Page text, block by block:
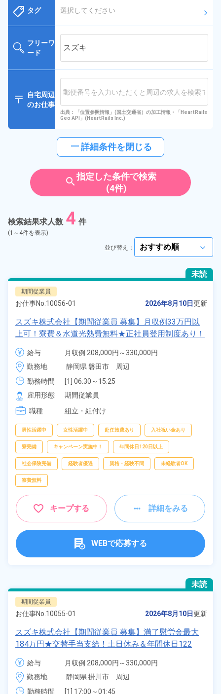
タグ 選択してください arrow_forward_ios
フリーワ
ード
自宅周辺
のお仕事
出典：「位置参照情報」(国土交通省）の加工情報・「HeartRails
Geo API」(HeartRails Inc.)
horizontal_rule詳細条件を閉じる
search指定した条件で検索
(4件)
検索結果求人数 4 件
(1～4件を表示)
並び替え： arrow_forward_ios
未読
期間従業員
お仕事No. 10056-01 2026年8月10日更新
スズキ株式会社【期間従業員 募集】月収例33万円以
上可！寮費＆水道光熱費無料★正社員登用制度あり！
嬉しい慰労金1日2,800円！交替手当あり！未経験者大
歓迎！《静岡県磐田市》
給与
月収例 208,000円～330,000円
日給 10,400円～10,400円
勤務地
静岡県 磐田市　周辺
勤務時間
[1] 06:30～15:25
[2] 15:25～00:10
[3] 17:00～01:45
[4] 00:10～08:55
[6] 08:10～16:55
[7] 08:00～16:55
雇用形態
期間従業員
職種
組立・組付け
男性活躍中 女性活躍中 赴任旅費あり 入社祝い金あり
寮完備 キャンペーン実施中！ 年間休日120日以上
社会保険完備 経験者優遇 資格・経験不問 未経験者OK
寮費無料
キープする 詳細をみる
WEBで応募する
未読
期間従業員
お仕事No. 10055-01 2026年8月10日更新
スズキ株式会社【期間従業員 募集】満了慰労金最大
184万円★交替手当支給！土日休み＆年間休日122
日！マイカー通勤OK！無料駐車場あり！《静岡県掛
川市》
給与
月収例 208,000円～330,000円
日給 10,400円～10,400円
勤務地
静岡県 掛川市　周辺
勤務時間
[1] 17:00～01:45